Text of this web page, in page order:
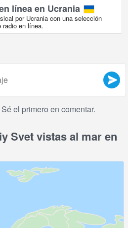
línea en Ucrania
por Ucrania con una selección
radio en línea.
el primero en comentar.
Svet vistas al mar en